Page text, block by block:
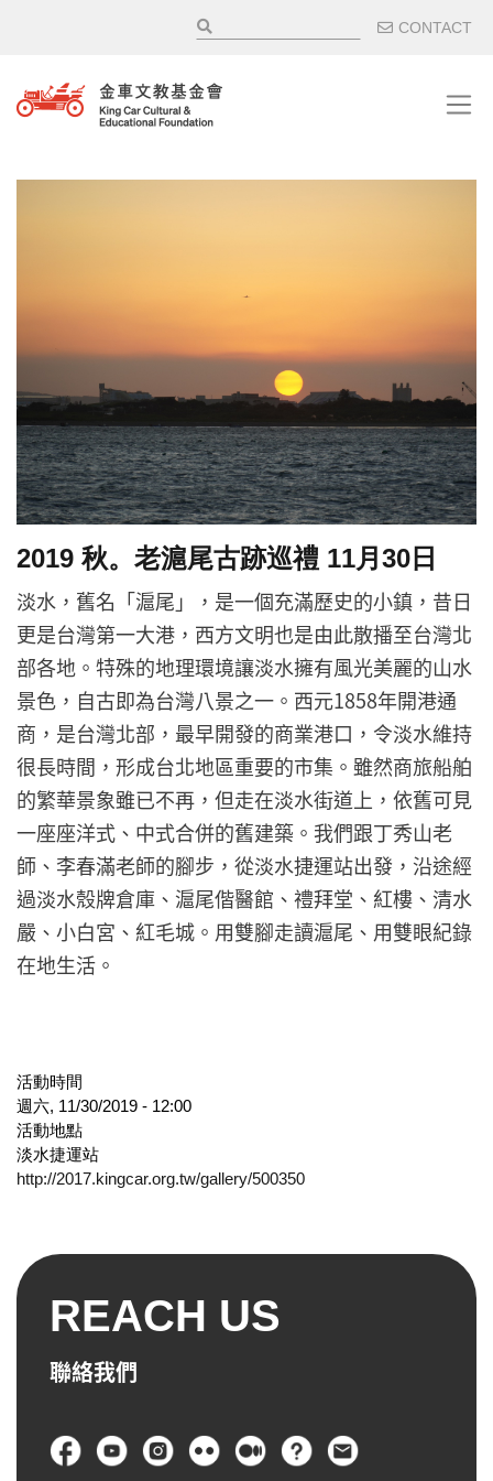
輔助選
CONTACT
2019 秋。老滬尾古跡巡禮 11月30日
淡水，舊名「滬尾」，是一個充滿歷史的小鎮，昔日
更是台灣第一大港，西方文明也是由此散播至台灣北
部各地。特殊的地理環境讓淡水擁有風光美麗的山水
景色，自古即為台灣八景之一。西元1858年開港通
商，是台灣北部，最早開發的商業港口，令淡水維持
很長時間，形成台北地區重要的市集。雖然商旅船舶
的繁華景象雖已不再，但走在淡水街道上，依舊可見
一座座洋式、中式合併的舊建築。我們跟丁秀山老
師、李春滿老師的腳步，從淡水捷運站出發，沿途經
過淡水殼牌倉庫、滬尾偕醫館、禮拜堂、紅樓、清水
嚴、小白宮、紅毛城。用雙腳走讀滬尾、用雙眼紀錄
在地生活。
活動時間
週六, 11/30/2019 - 12:00
活動地點
淡水捷運站
http://2017.kingcar.org.tw/gallery/500350
REACH US
聯絡我們
頁尾